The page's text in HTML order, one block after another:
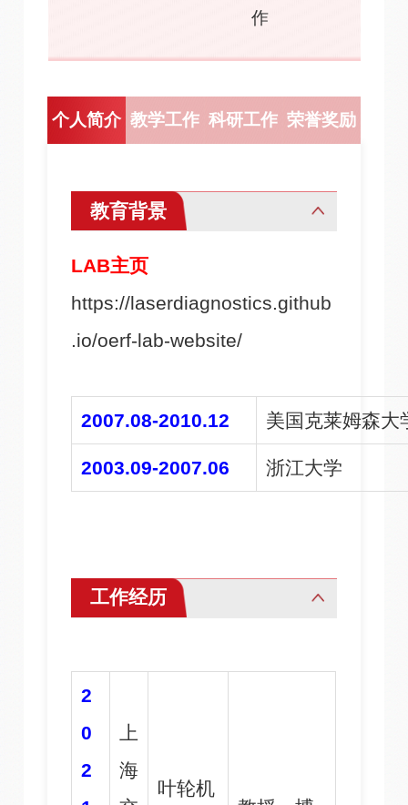
作
个人简介 教学工作 科研工作 荣誉奖励
教育背景
LAB主页
https://laserdiagnostics.github
.io/oerf-lab-website/
2007.08-2010.12 美国克莱姆森大
2003.09-2007.06 浙江大学
工作经历
2
0
2
上
海
叶轮机